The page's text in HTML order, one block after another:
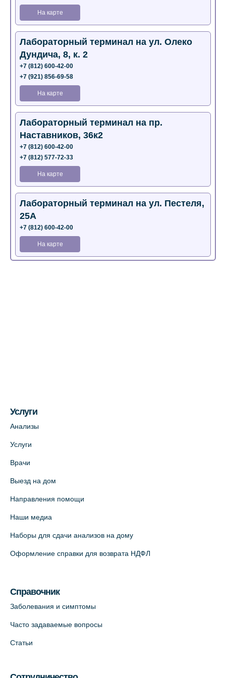
На карте
Лабораторный терминал на ул. Олеко
Дундича, 8, к. 2
+7 (812) 600-42-00
+7 (921) 856-69-58
На карте
Лабораторный терминал на пр.
Наставников, 36к2
+7 (812) 600-42-00
+7 (812) 577-72-33
На карте
Лабораторный терминал на ул. Пестеля,
25А
+7 (812) 600-42-00
На карте
Медицинский центр на пр. Просвещения,
12к2 (официальный партнер)
Медицинский центр "Доктор Семейный"
(официальный партнер),
+7 (812) 664-55-80
На карте
+7 (812) 660-73-69
На карте
Услуги
Анализы
Услуги
Врачи
Выезд на дом
Направления помощи
Наши медиа
Наборы для сдачи анализов на дому
Оформление справки для возврата НДФЛ
Справочник
Заболевания и симптомы
Часто задаваемые вопросы
Статьи